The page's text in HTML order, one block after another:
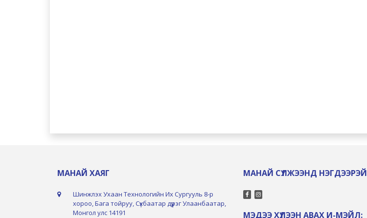
МАНАЙ ХАЯГ
Шинжлэх Ухаан Технологийн Их Сургууль 8-р
хороо, Бага тойруу, Сүхбаатар дүүрэг Улаанбаатар,
Монгол улс 14191
МАНАЙ СҮЛЖЭЭНД НЭГДЭЭРЭЙ
МЭДЭЭ ХҮЛЭЭН АВАХ И-МЭЙЛ: